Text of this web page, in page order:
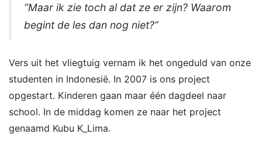
“Maar ik zie toch al dat ze er zijn? Waarom
begint de les dan nog niet?”
Vers uit het vliegtuig vernam ik het ongeduld van onze
studenten in Indonesië. In 2007 is ons project
opgestart. Kinderen gaan maar één dagdeel naar
school. In de middag komen ze naar het project
genaamd Kubu K_Lima.